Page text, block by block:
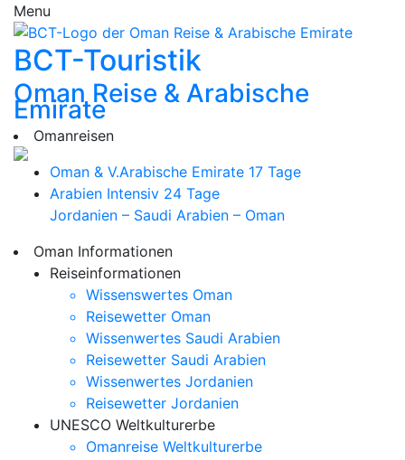
Menu
BCT-Touristik
Oman Reise & Arabische
Emirate
Omanreisen
Oman & V.Arabische Emirate 17 Tage
Arabien Intensiv 24 Tage
Jordanien – Saudi Arabien – Oman
Oman Informationen
Reiseinformationen
Wissenswertes Oman
Reisewetter Oman
Wissenwertes Saudi Arabien
Reisewetter Saudi Arabien
Wissenwertes Jordanien
Reisewetter Jordanien
UNESCO Weltkulturerbe
Omanreise Weltkulturerbe